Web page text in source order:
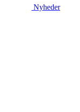
Nyheder